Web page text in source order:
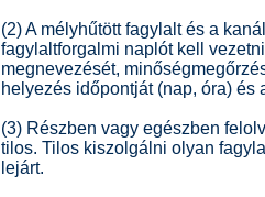
(2) A mélyhűtött fagylalt és a
fagylaltforgalmi naplót kell
megnevezését,
helyezés időpontját (nap, óra) és
(3) Részben vagy egészben
tilos. Tilos kiszolgálni olyan
lejárt.